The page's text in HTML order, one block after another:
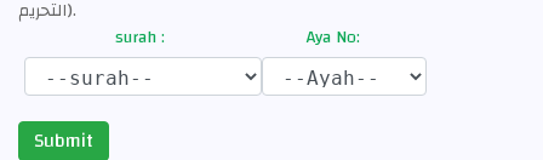
التحريم).
surah :
Aya No:
Submit